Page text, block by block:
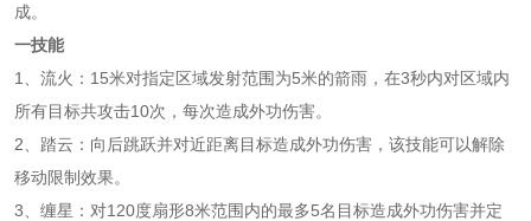
成。
一技能
1、流火：15米对指定区域发射范围为5米的箭雨，在3秒内对区域内
所有目标共攻击10次，每次造成外功伤害。
2、踏云：向后跳跃并对近距离目标造成外功伤害，该技能可以解除
移动限制效果。
3、缠星：对120度扇形8米范围内的最多5名目标造成外功伤害并定